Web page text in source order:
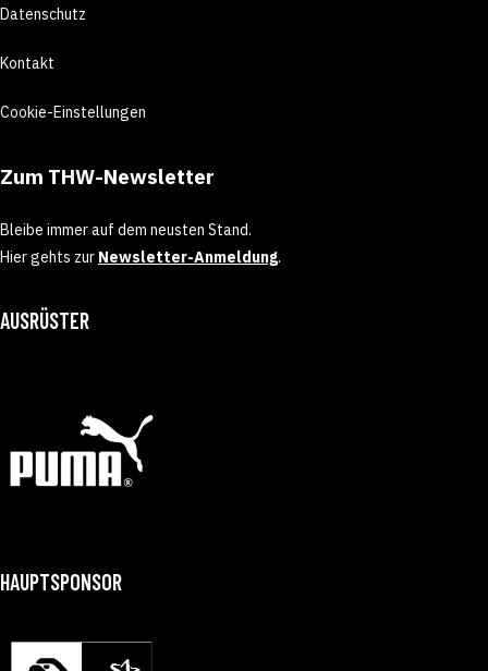
Datenschutz
Kontakt
Cookie-Einstellungen
Zum THW-Newsletter
Bleibe immer auf dem neusten Stand.
Hier gehts zur Newsletter-Anmeldung.
AUSRÜSTER
HAUPTSPONSOR